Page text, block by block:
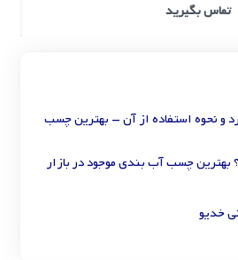
تماس بگیرید
و نحوه استفاده از آن – بهترین چسب
چسب آب بندی موجود در بازار